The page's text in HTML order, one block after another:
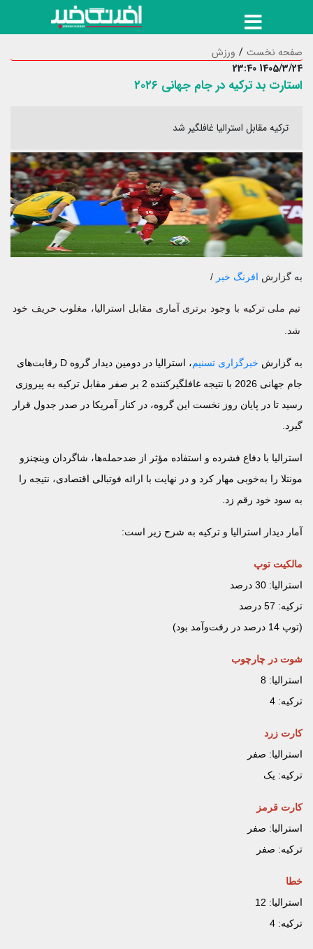
صفحه نخست
ورزش
1405/3/24 23:40
استارت بد ترکیه در جام جهانی ۲۰۲۶
ترکیه مقابل استرالیا غافلگیر شد
به گزارش افرنگ خبر /
تیم ملی ترکیه با وجود برتری آماری مقابل استرالیا، مغلوب حریف خود
شد.
به گزارش خبرگزاری تسنیم
، استرالیا در دومین دیدار گروه D رقابت‌های
جام جهانی 2026 با نتیجه غافلگیرکننده 2 بر صفر مقابل ترکیه به پیروزی
رسید تا در پایان روز نخست این گروه، در کنار آمریکا در صدر جدول قرار
گیرد.
استرالیا با دفاع فشرده و استفاده مؤثر از ضدحمله‌ها، شاگردان وینچنزو
مونتلا را به‌خوبی مهار کرد و در نهایت با ارائه فوتبالی اقتصادی، نتیجه را
به سود خود رقم زد.
آمار دیدار استرالیا و ترکیه به شرح زیر است:
مالکیت توپ
استرالیا: 30 درصد
ترکیه: 57 درصد
(توپ 14 درصد در رفت‌وآمد بود)
شوت در چارچوب
استرالیا: 8
ترکیه: 4
کارت زرد
استرالیا: صفر
ترکیه: یک
کارت قرمز
استرالیا: صفر
ترکیه: صفر
خطا
استرالیا: 12
ترکیه: 4